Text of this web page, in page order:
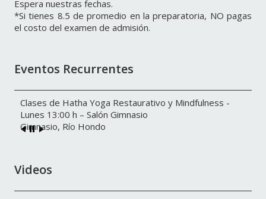
Espera nuestras fechas.
*Si tienes 8.5 de promedio en la preparatoria, NO pagas
el costo del examen de admisión.
Eventos Recurrentes
Clases de Hatha Yoga Restaurativo y Mindfulness -
Lunes 13:00 h – Salón Gimnasio
Gimnasio, Río Hondo
Videos